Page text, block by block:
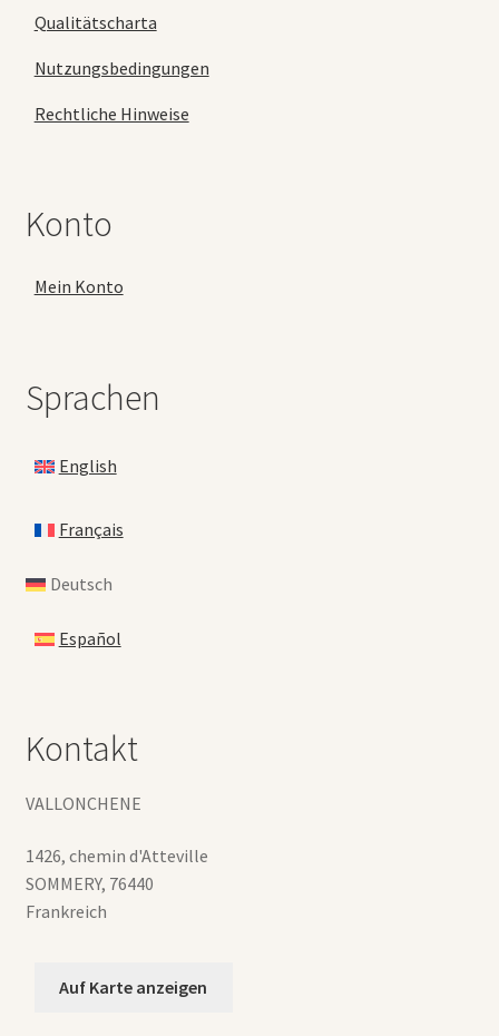
Qualitätscharta
Nutzungsbedingungen
Rechtliche Hinweise
Konto
Mein Konto
Sprachen
English
Français
Deutsch
Español
Kontakt
VALLONCHENE
1426, chemin d'Atteville
SOMMERY, 76440
Frankreich
Auf Karte anzeigen